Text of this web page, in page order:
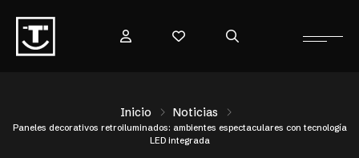
Inicio Noticias
Paneles decorativos retroiluminados: ambientes espectaculares con tecnología
LED integrada